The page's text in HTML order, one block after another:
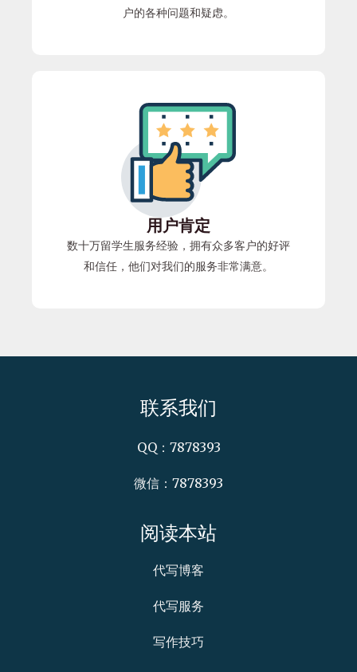
户的各种问题和疑虑。
用户肯定
数十万留学生服务经验，拥有众多客户的好评
和信任，他们对我们的服务非常满意。
联系我们
QQ：7878393
微信：7878393
阅读本站
代写博客
代写服务
写作技巧